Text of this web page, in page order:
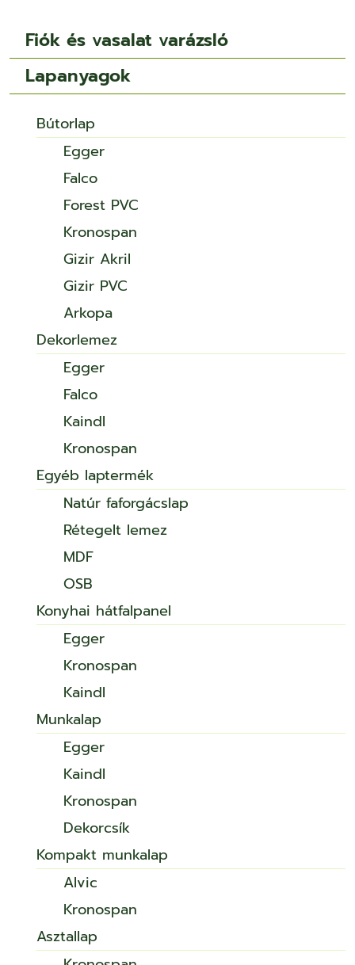
Fiók és vasalat varázsló
Lapanyagok
Bútorlap
Egger
Falco
Forest PVC
Kronospan
Gizir Akril
Gizir PVC
Arkopa
Dekorlemez
Egger
Falco
Kaindl
Kronospan
Egyéb laptermék
Natúr faforgácslap
Rétegelt lemez
MDF
OSB
Konyhai hátfalpanel
Egger
Kronospan
Kaindl
Munkalap
Egger
Kaindl
Kronospan
Dekorcsík
Kompakt munkalap
Alvic
Kronospan
Asztallap